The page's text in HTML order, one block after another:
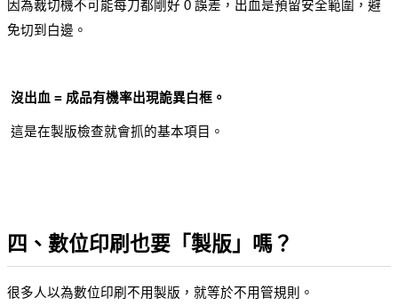
因為裁切機不可能每刀都剛好 0 誤差，出血是預留安全範圍，避
免切到白邊。
沒出血 = 成品有機率出現詭異白框。
這是在製版檢查就會抓的基本項目。
四、數位印刷也要「製版」嗎？
很多人以為數位印刷不用製版，就等於不用管規則。